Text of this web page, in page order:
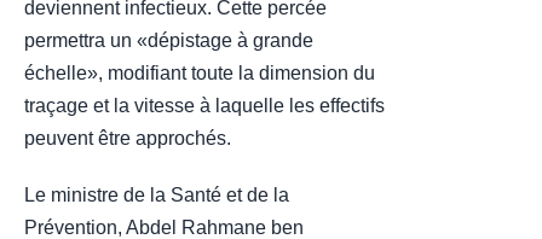
deviennent infectieux. Cette percée
permettra un «dépistage à grande
échelle», modifiant toute la dimension du
traçage et la vitesse à laquelle les effectifs
peuvent être approchés.
Le ministre de la Santé et de la
Prévention, Abdel Rahmane ben